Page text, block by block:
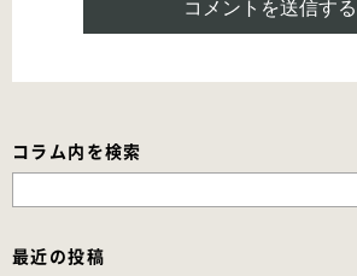
コラム内を検索
検
最近の投稿